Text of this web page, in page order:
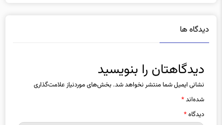
دیدگاه ها
دیدگاهتان را بنویسید
نشانی ایمیل شما منتشر نخواهد شد. بخش‌های موردنیاز علامت‌گذاری
شده‌اند*
دیدگاه*